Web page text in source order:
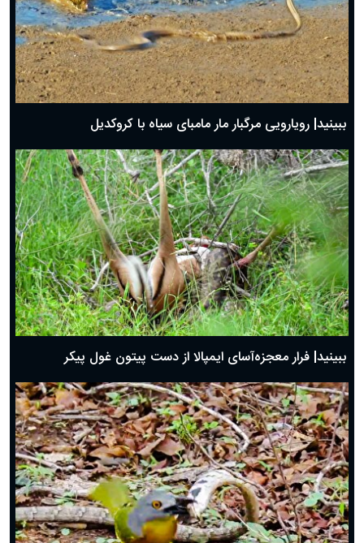
ببینید| رویارویی مرگبار مار مامبای سیاه با کروکدیل
ببینید| فرار معجزه‌آسای ایمپالا از دست پیتون غول پیکر